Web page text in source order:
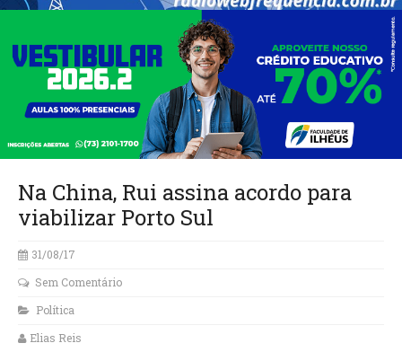
Na China, Rui assina acordo para
viabilizar Porto Sul
31/08/17
Sem Comentário
Política
Elias Reis